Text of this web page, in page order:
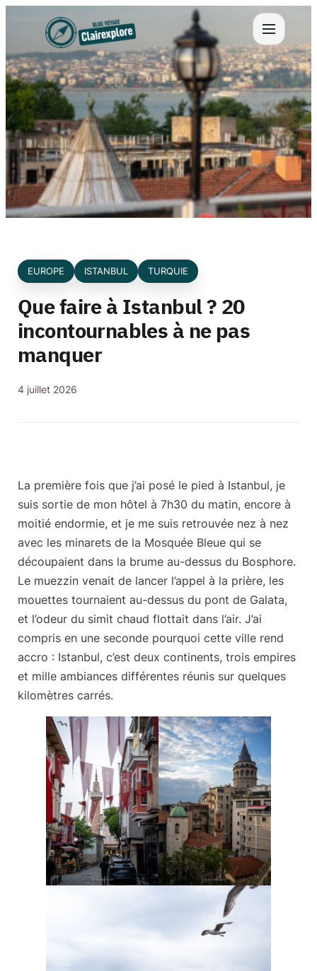
contenu
EUROPE ISTANBUL TURQUIE
Que faire à Istanbul ? 20
incontournables à ne pas
manquer
4 juillet 2026
La première fois que j’ai posé le pied à Istanbul, je
suis sortie de mon hôtel à 7h30 du matin, encore à
moitié endormie, et je me suis retrouvée nez à nez
avec les minarets de la Mosquée Bleue qui se
découpaient dans la brume au-dessus du Bosphore.
Le muezzin venait de lancer l’appel à la prière, les
mouettes tournaient au-dessus du pont de Galata,
et l’odeur du simit chaud flottait dans l’air. J’ai
compris en une seconde pourquoi cette ville rend
accro : Istanbul, c’est deux continents, trois empires
et mille ambiances différentes réunis sur quelques
kilomètres carrés.